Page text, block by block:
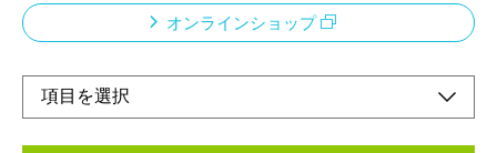
オンラインショップ